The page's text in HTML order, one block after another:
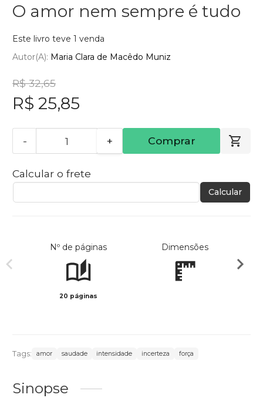
O amor nem sempre é tudo
Este livro teve 1 venda
Autor(a): Maria Clara de Macêdo Muniz
R$ 32,65
R$ 25,85
- + Comprar
Calcular o frete
Calcular
Nº de páginas
20 páginas
Dimensões
Tags: amor saudade intensidade incerteza força
Sinopse